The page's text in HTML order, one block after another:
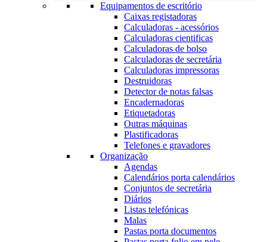
Equipamentos de escritório
Caixas registadoras
Calculadoras - acessórios
Calculadoras cientificas
Calculadoras de bolso
Calculadoras de secretária
Calculadoras impressoras
Destruidoras
Detector de notas falsas
Encadernadoras
Etiquetadoras
Outras máquinas
Plastificadoras
Telefones e gravadores
Organização
Agendas
Calendários porta calendários
Conjuntos de secretária
Diários
Listas telefónicas
Malas
Pastas porta documentos